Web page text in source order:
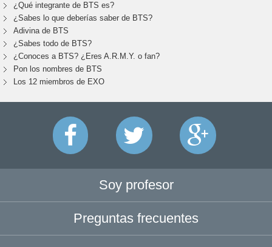
¿Qué integrante de BTS es?
¿Sabes lo que deberías saber de BTS?
Adivina de BTS
¿Sabes todo de BTS?
¿Conoces a BTS? ¿Eres A.R.M.Y. o fan?
Pon los nombres de BTS
Los 12 miembros de EXO
Soy profesor
Preguntas frecuentes